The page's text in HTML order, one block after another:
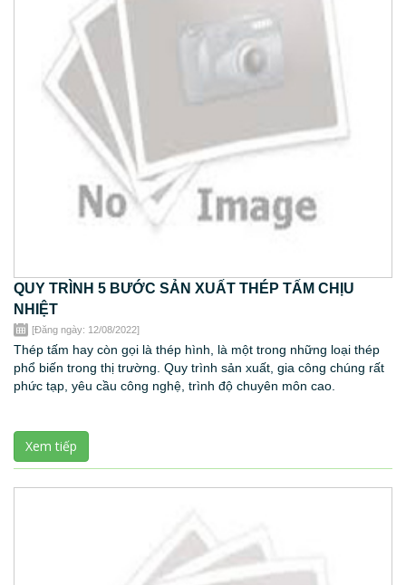
QUY TRÌNH 5 BƯỚC SẢN XUẤT THÉP TẤM CHỊU
NHIỆT
[Đăng ngày: 12/08/2022]
Thép tấm hay còn gọi là thép hình, là một trong những loại thép
phổ biến trong thị trường. Quy trình sản xuất, gia công chúng rất
phức tạp, yêu cầu công nghệ, trình độ chuyên môn cao.
Xem tiếp